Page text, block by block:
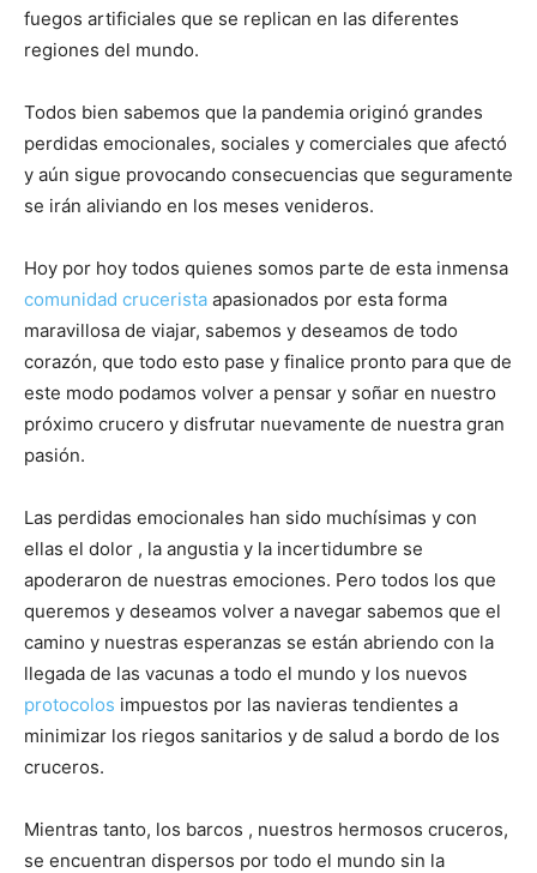
fuegos artificiales que se replican en las diferentes
regiones del mundo.
Todos bien sabemos que la pandemia originó grandes
perdidas emocionales, sociales y comerciales que afectó
y aún sigue provocando consecuencias que seguramente
se irán aliviando en los meses venideros.
Hoy por hoy todos quienes somos parte de esta inmensa
comunidad crucerista apasionados por esta forma
maravillosa de viajar, sabemos y deseamos de todo
corazón, que todo esto pase y finalice pronto para que de
este modo podamos volver a pensar y soñar en nuestro
próximo crucero y disfrutar nuevamente de nuestra gran
pasión.
Las perdidas emocionales han sido muchísimas y con
ellas el dolor , la angustia y la incertidumbre se
apoderaron de nuestras emociones. Pero todos los que
queremos y deseamos volver a navegar sabemos que el
camino y nuestras esperanzas se están abriendo con la
llegada de las vacunas a todo el mundo y los nuevos
protocolos impuestos por las navieras tendientes a
minimizar los riegos sanitarios y de salud a bordo de los
cruceros.
Mientras tanto, los barcos , nuestros hermosos cruceros,
se encuentran dispersos por todo el mundo sin la